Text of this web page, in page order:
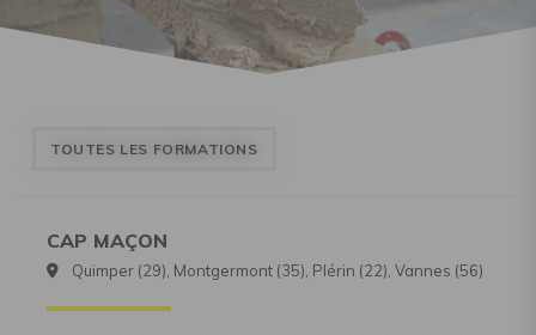
TOUTES LES FORMATIONS
CAP MAÇON
Quimper (29), Montgermont (35), Plérin (22), Vannes (56)